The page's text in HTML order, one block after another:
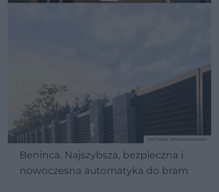
Beninca. Najszybsza, bezpieczna i
nowoczesna automatyka do bram
MATERIAŁ SPONSOROWANY